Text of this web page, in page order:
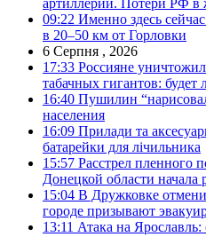
09:22 Именно здесь
в 20–50 км от Горловки
6 Серпня , 2026
17:33 Россияне
табачных гигантов: будет
16:40 Пушилин
населения
16:09 Прилади та
батарейки для лічильника
15:57 Расстрел пленного
Донецкой области начала
15:04 В Дружковке
городе призывают
13:11 Атака на